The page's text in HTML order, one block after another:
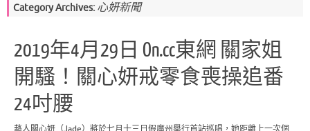
Category Archives: 心妍新聞
2019年4月29日 On.cc東網 關家姐
開騷！關心妍戒零食喪操追番
24吋腰